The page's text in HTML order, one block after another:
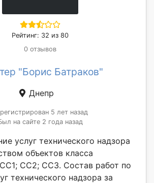
Рейтинг: 32 из 80
0 отзывов
"Борис Батраков"
Днепр
5 лет назад
на сайте 2 года назад
услуг технического надзора
объектов класса
СС2; СС3. Состав работ по
технического надзора за